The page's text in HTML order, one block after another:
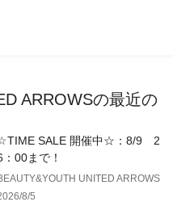
ARROWSの最近の
SALE 開催中☆：8/9 2
：00まで！
UNITED ARROWS
8/5